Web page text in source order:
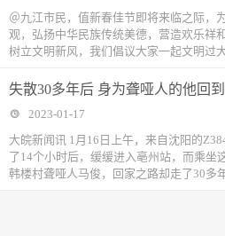
＠九江市民，值新春佳节即将来临之际，
观，弘扬中华民族传统美德，营造欢乐祥
树立文明新风，我们倡议大家一起文明
失散30多年后 身为聋哑人的他回
2023-01-17
大皖新闻讯 1月16日上午，来自沈阳的
了14个小时后，缓缓进入亳州站，而乘坐
韩楼村聋哑人马俊，回家之路却走了30多年